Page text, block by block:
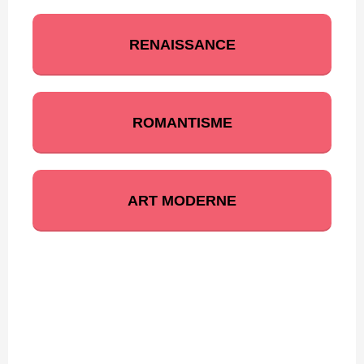
RENAISSANCE
ROMANTISME
ART MODERNE